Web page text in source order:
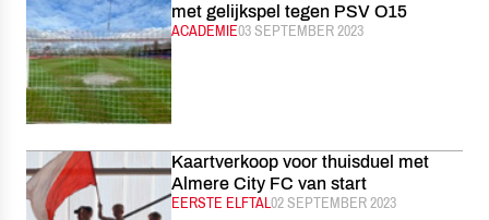
met gelijkspel tegen PSV O15
CATEGORIE:
ACADEMIEGEPUBLICEERD:
03 SEPTEMBER 2023
Kaartverkoop voor thuisduel met
Almere City FC van start
CATEGORIE:
EERSTE ELFTALGEPUBLICEERD:
02 SEPTEMBER 2023